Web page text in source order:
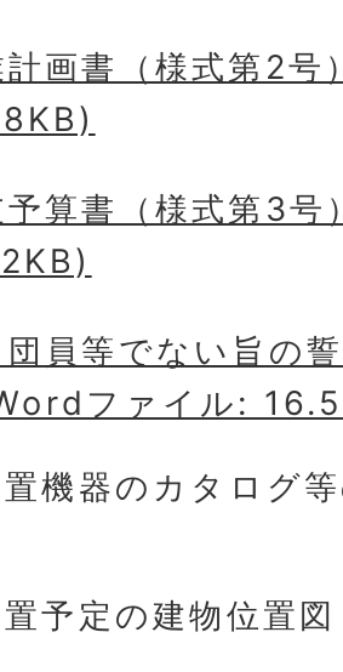
画書（様式第2号
算書（様式第3号
員等でない旨の
ファイル:
のカタログ等
の建物位置図